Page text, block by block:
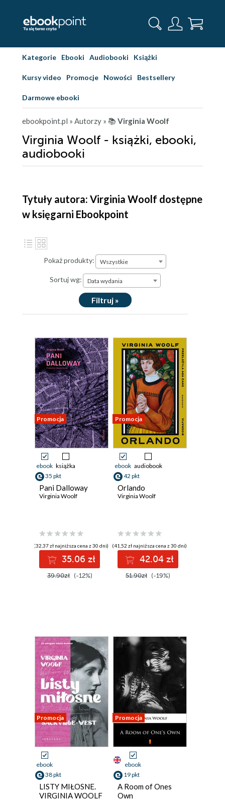
Kategorie Ebooki Audiobooki Książki
Kursy video Promocje Nowości Bestsellery
Darmowe ebooki
ebookpoint.pl » Autorzy » 📚Virginia Woolf
Virginia Woolf - książki, ebooki,
audiobooki
Tytuły autora: Virginia Woolf dostępne
w księgarni Ebookpoint
Pokaż produkty: Wszystkie
Sortuj wg: Data wydania
Filtruj »
Promocja
ebook książka
35 pkt
Pani Dalloway
Virginia Woolf
(32,37 zł najniższa cena z 30 dni)
35.06 zł
39.90zł (-12%)
Promocja
ebook audiobook
42 pkt
Orlando
Virginia Woolf
(41,52 zł najniższa cena z 30 dni)
42.04 zł
51.90zł (-19%)
Promocja
ebook
38 pkt
LISTY MIŁOSNE.
VIRGINIA WOOLF
Promocja
ebook
19 pkt
A Room of Ones
Own